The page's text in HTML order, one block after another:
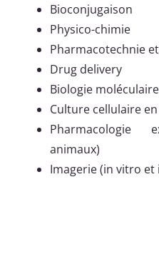
Bioconjugaison
Physico-chimie
Pharmacotechnie
Drug delivery
Biologie
Culture cellulaire
Pharmacologie
animaux)
Imagerie (in vitro et